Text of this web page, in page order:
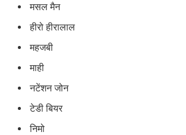
मसल मैन
हीरो हीरालाल
महजबी
माही
नटेंशन जोन
टेडी बियर
निमो